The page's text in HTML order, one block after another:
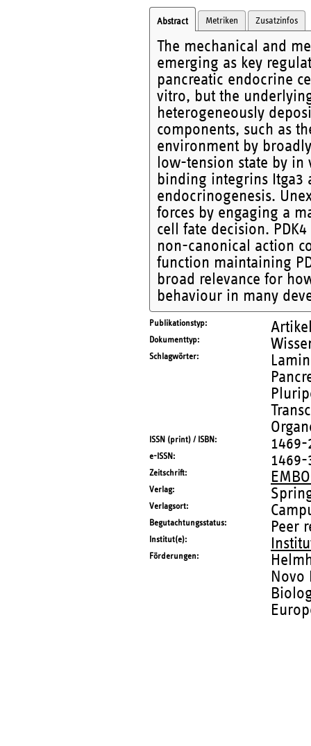
Abstract Metriken Zusatzinfos
The mechanical and
emerging as key
pancreatic endocrine
vitro, but the
heterogeneously
components, such as
environment by
low-tension state by
binding integrins Itga3
endocrinogenesis.
forces by engaging a
cell fate decision.
non-canonical action
function maintaining
broad relevance for
behaviour in many
Publikationstyp
Dokumenttyp
Schlagwörter
ISSN (print) / ISBN 1469-
e-ISSN 1469-
Zeitschrift
Verlag
Verlagsort
Begutachtungsstatus Peer
Institut(e)
Förderungen
Novo